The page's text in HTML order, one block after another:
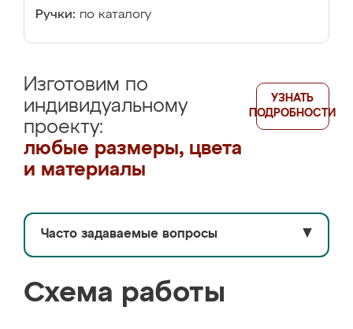
Ручки: по каталогу
Изготовим по
индивидуальному
проекту:
любые размеры, цвета
и материалы
УЗНАТЬ
ПОДРОБНОСТИ
Часто задаваемые вопросы ▼
Схема работы